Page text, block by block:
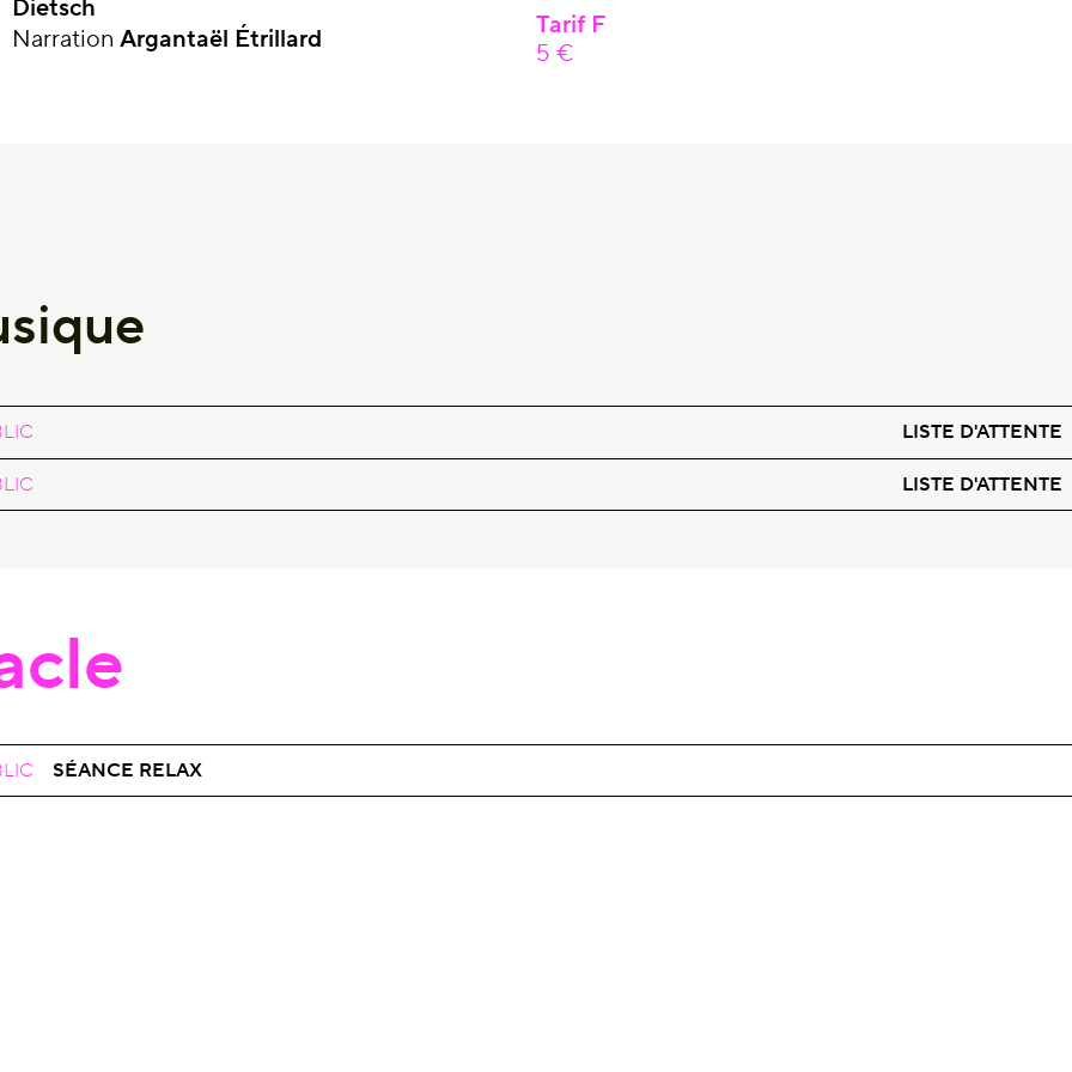
Dietsch
Narration Argantaël Étrillard
Tarif F
5 €
LISTE D'ATTENTE
LISTE D'ATTENTE
SÉANCE RELAX